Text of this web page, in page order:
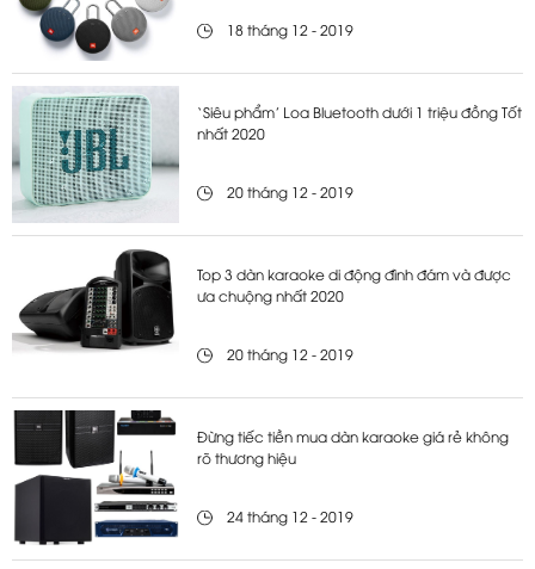
18 tháng 12 - 2019
‘Siêu phẩm’ Loa Bluetooth dưới 1 triệu đồng Tốt
nhất 2020
20 tháng 12 - 2019
Top 3 dàn karaoke di động đình đám và được
ưa chuộng nhất 2020
20 tháng 12 - 2019
Đừng tiếc tiền mua dàn karaoke giá rẻ không
rõ thương hiệu
24 tháng 12 - 2019